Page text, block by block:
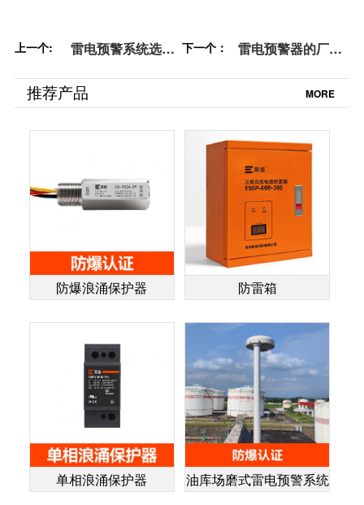
上一个:
雷电预警系统选址
看即懂！【易造防
雷】
下一个：
雷电预警器的厂家
个方法？【易造防
雷】
推荐产品 MORE
防爆浪涌保护器 防雷箱
单相浪涌保护器 油库场磨式雷电预警系统